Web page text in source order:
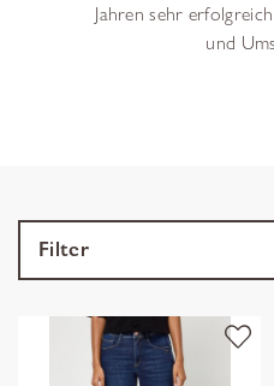
Jahren sehr
und
Filter